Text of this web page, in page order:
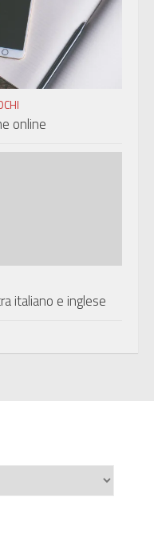
online
italiano e inglese